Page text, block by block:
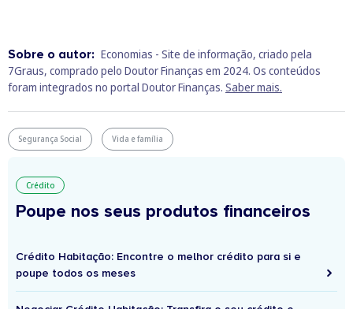
Sobre o autor: Economias - Site de informação, criado pela
7Graus, comprado pelo Doutor Finanças em 2024. Os conteúdos
foram integrados no portal Doutor Finanças. Saber mais.
Segurança Social Vida e família
Crédito
Poupe nos seus produtos financeiros
Crédito Habitação: Encontre o melhor crédito para si e
poupe todos os meses